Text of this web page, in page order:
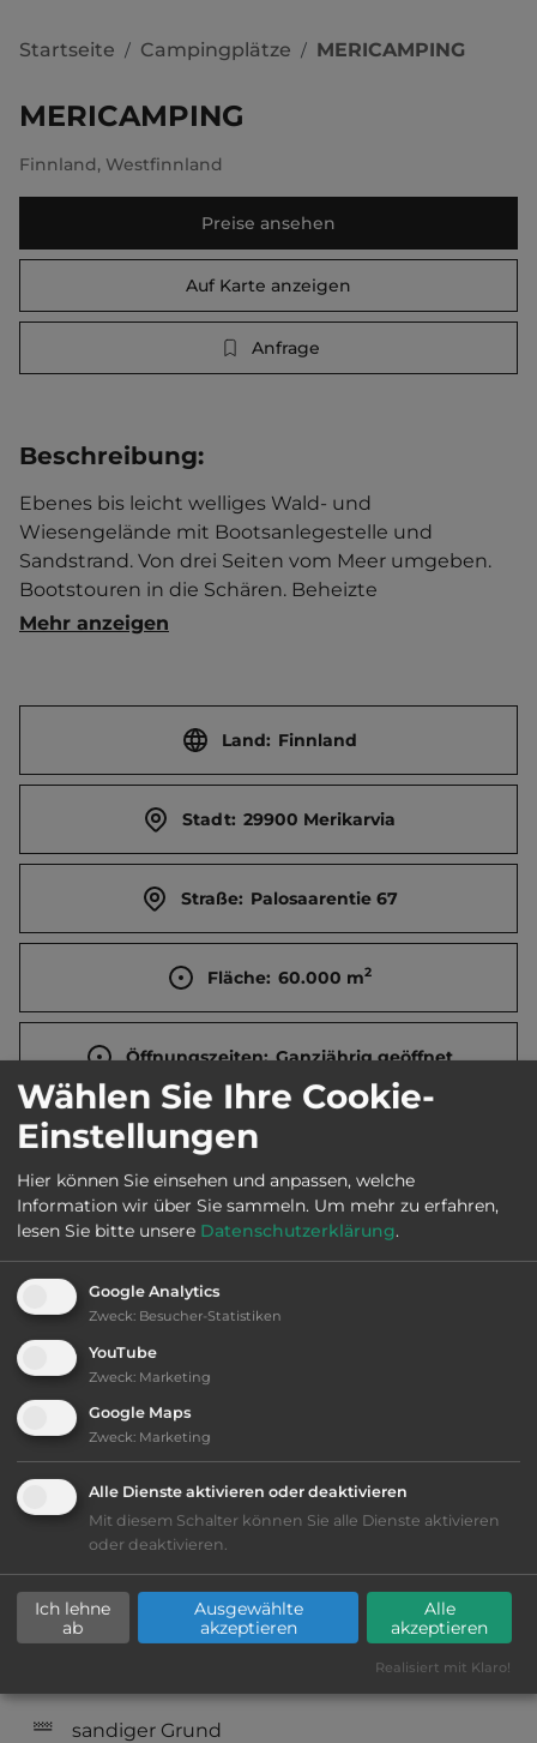
Startseite / Campingplätze / MERICAMPING
MERICAMPING
Finnland, Westfinnland
Preise ansehen
Auf Karte anzeigen
Anfrage
Beschreibung:
Ebenes bis leicht welliges Wald- und
Wiesengelände mit Bootsanlegestelle und
Sandstrand. Von drei Seiten vom Meer umgeben.
Bootstouren in die Schären. Beheizte
Sanitäranlage. Wanderhütten. Cafeteria. Rezeption
telefonischer Absprache.   Ort 3 km entfernt.
Touristen-/Dauerstellplätze 70/0.
Mehr anzeigen
Land: Finnland
Stadt: 29900 Merikarvia
Straße: Palosaarentie 67
Fläche: 60.000 m2
Öffnungszeiten: Ganzjährig geöffnet
Ausstattung:
bis 30,- Euro
Klassifizierung: befriedigend
Lage: sehr schön
Platzeinrichtung: befriedigend
Hygiene: befriedigend
Service: befriedigend, einige
Annehmlichkeiten fehlen
Campingplatz befindet sich am Wasser
sandiger Grund
Wählen Sie Ihre Cookie-
Einstellungen
Hier können Sie einsehen und anpassen, welche
Information wir über Sie sammeln. Um mehr zu erfahren,
lesen Sie bitte unsere Datenschutzerklärung.
Google Analytics
Zweck: Besucher-Statistiken
YouTube
Zweck: Marketing
Google Maps
Zweck: Marketing
Alle Dienste aktivieren oder deaktivieren
Mit diesem Schalter können Sie alle Dienste aktivieren
oder deaktivieren.
Ich lehne
ab
Ausgewählte
akzeptieren
Alle
akzeptieren
Realisiert mit Klaro!